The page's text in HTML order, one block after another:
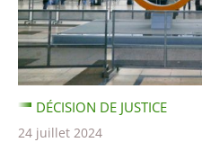
DÉCISION DE JUSTICE
24 juillet 2024